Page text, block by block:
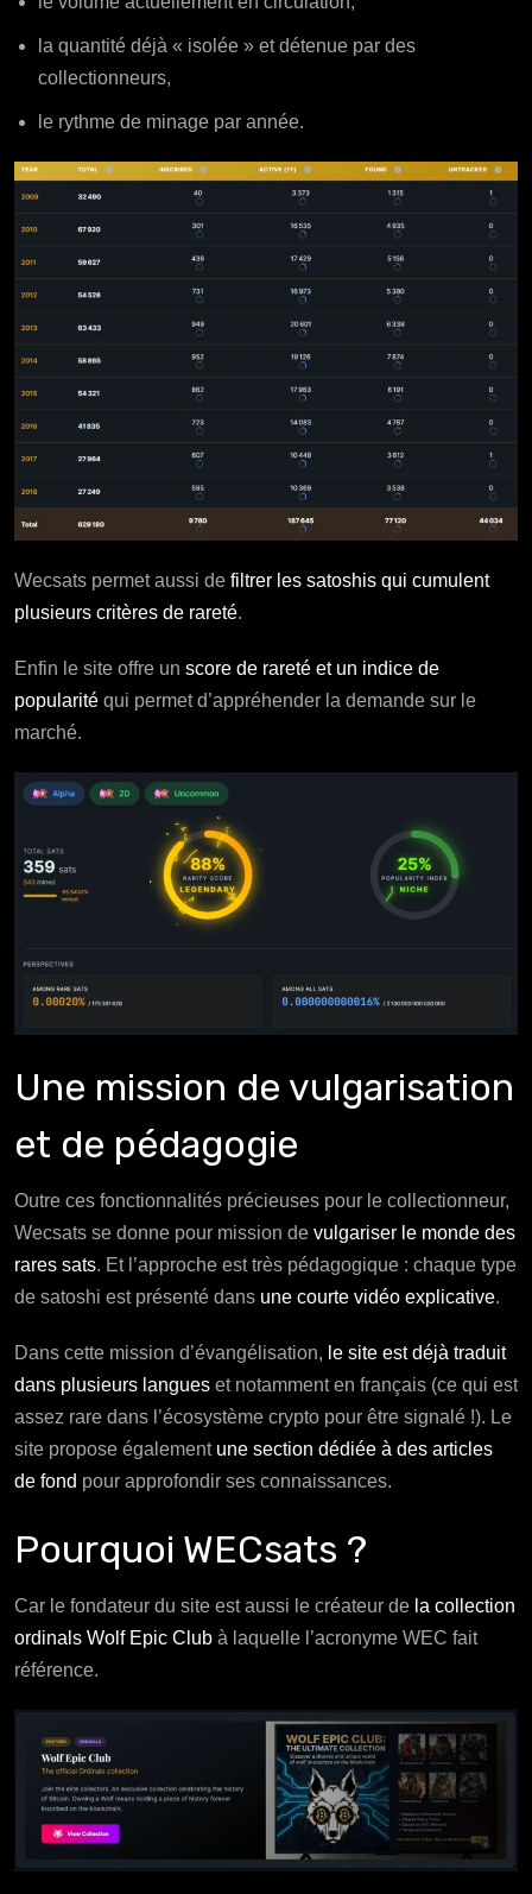
la quantité déjà « isolée » et détenue par des
collectionneurs,
le rythme de minage par année.
Wecsats permet aussi de filtrer les satoshis qui cumulent
plusieurs critères de rareté.
Enfin le site offre un score de rareté et un indice de
popularité qui permet d’appréhender la demande sur le
marché.
Une mission de vulgarisation
et de pédagogie
Outre ces fonctionnalités précieuses pour le collectionneur,
Wecsats se donne pour mission de vulgariser le monde des
rares sats. Et l’approche est très pédagogique : chaque type
de satoshi est présenté dans une courte vidéo explicative.
Dans cette mission d’évangélisation, le site est déjà traduit
dans plusieurs langues et notamment en français (ce qui est
assez rare dans l’écosystème crypto pour être signalé !). Le
site propose également une section dédiée à des articles
de fond pour approfondir ses connaissances.
Pourquoi WECsats ?
Car le fondateur du site est aussi le créateur de la collection
ordinals Wolf Epic Club à laquelle l’acronyme WEC fait
référence.